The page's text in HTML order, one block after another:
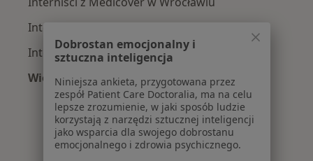
Interniści z POLMED w Wrocławiu
Interniści z INTER Polska w Wrocławiu
Więcej (5)
Więcej w kategorii: Najpopularniejsze
Dobrostan emocjonalny i
sztuczna inteligencja
Niniejsza ankieta, przygotowana przez
zespół Patient Care Doctoralia, ma na celu
lepsze zrozumienie, w jaki sposób ludzie
korzystają z narzędzi sztucznej inteligencji
jako wsparcia dla swojego dobrostanu
emocjonalnego i zdrowia psychicznego.